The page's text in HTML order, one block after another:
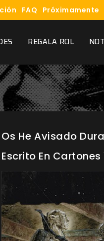
FAQ Próximamente
REGALA ROL
Os He Avisado
Escrito En Cartones